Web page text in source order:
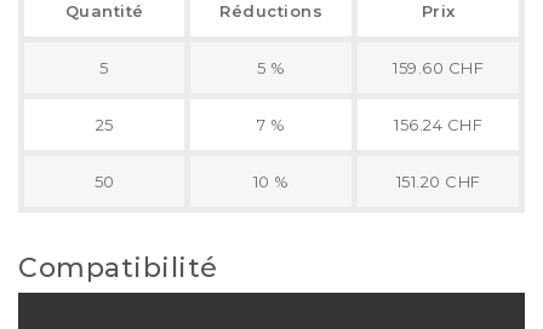
Quantité Réductions Prix
5 5 % 159.60 CHF
25 7 % 156.24 CHF
50 10 % 151.20 CHF
Compatibilité